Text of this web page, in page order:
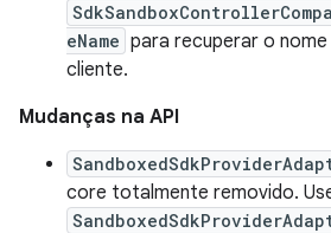
eName para recuperar o
cliente.
Mudanças na API
core totalmente removido.